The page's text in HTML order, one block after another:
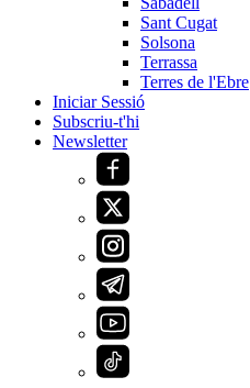
Sant Cugat
Solsona
Terrassa
Terres de l'Ebre
Iniciar Sessió
Subscriu-t'hi
Newsletter